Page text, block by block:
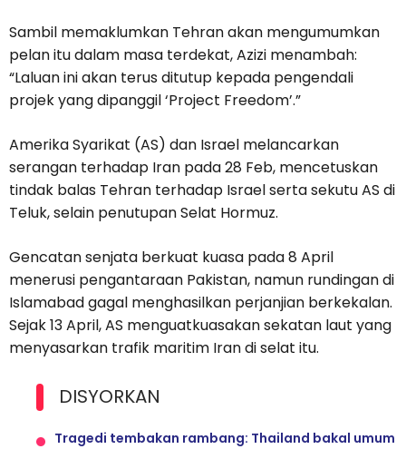
Sambil memaklumkan Tehran akan mengumumkan
pelan itu dalam masa terdekat, Azizi menambah:
“Laluan ini akan terus ditutup kepada pengendali
projek yang dipanggil ‘Project Freedom’.”
Amerika Syarikat (AS) dan Israel melancarkan
serangan terhadap Iran pada 28 Feb, mencetuskan
tindak balas Tehran terhadap Israel serta sekutu AS di
Teluk, selain penutupan Selat Hormuz.
Gencatan senjata berkuat kuasa pada 8 April
menerusi pengantaraan Pakistan, namun rundingan di
Islamabad gagal menghasilkan perjanjian berkekalan.
Sejak 13 April, AS menguatkuasakan sekatan laut yang
menyasarkan trafik maritim Iran di selat itu.
DISYORKAN
Tragedi tembakan rambang: Thailand bakal umum